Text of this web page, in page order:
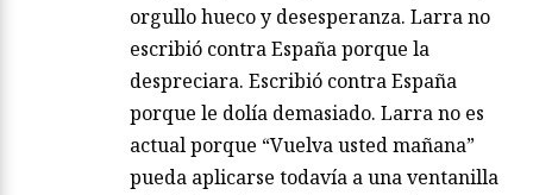
orgullo hueco y desesperanza. Larra no
escribió contra España porque la
despreciara. Escribió contra España
porque le dolía demasiado. Larra no es
actual porque “Vuelva usted mañana”
pueda aplicarse todavía a una ventanilla